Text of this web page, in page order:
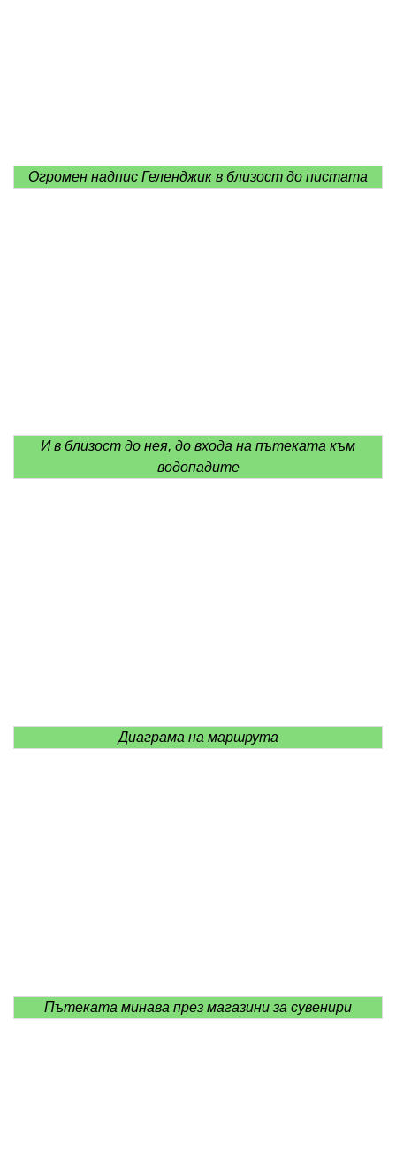
Огромен надпис Геленджик в близост до пистата
И в близост до нея, до входа на пътеката към
водопадите
Диаграма на маршрута
Пътеката минава през магазини за сувенири